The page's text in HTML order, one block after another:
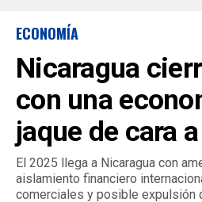
ECONOMÍA
Nicaragua
con una
jaque de cara
El 2025 llega a Nicaragua con
aislamiento financiero
comerciales y posible expulsión